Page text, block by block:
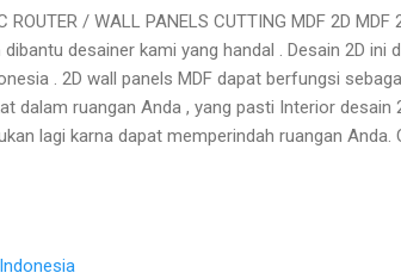
ROUTER / WALL PANELS CUTTING MDF 2D
dibantu desainer kami yang handal . Desain 2D ini
. 2D wall panels MDF dapat berfungsi
dalam ruangan Anda , yang pasti Interior desain
lagi karna dapat memperindah ruangan Anda.